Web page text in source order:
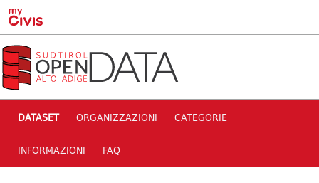
Skip to main content
DATASET ORGANIZZAZIONI CATEGORIE
INFORMAZIONI FAQ